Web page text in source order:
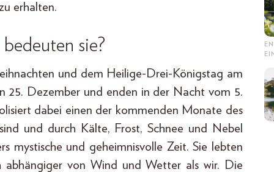
erhalten.
sie?
und dem Heilige-Drei-Königstag am
25. Dezember und enden in der Nacht vom 5.
dabei einen der kommenden Monate des
und durch Kälte, Frost, Schnee und Nebel
mystische und geheimnisvolle Zeit. Sie lebten
abhängiger von Wind und Wetter als wir. Die